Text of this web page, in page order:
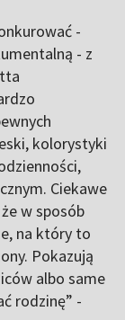
-
- z
kolorystyki
Ciekawe
w sposób
na który to
Pokazują
albo same
rodzinę” -